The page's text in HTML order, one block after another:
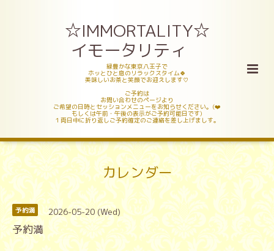
☆IMMORTALITY☆
イモータリティ
緑豊かな東京八王子で
ホッとひと息のリラックスタイム🍀
美味しいお茶と笑顔でお迎えします♡
ご予約は
お問い合わせのページより
ご希望の日時とセッションメニューをお知らせください。(❤️
もしくは午前・午後の表示がご予約可能日です)
１両日中に折り返しご予約確定のご連絡を差し上げましす。
カレンダー
予約満 2026-05-20 (Wed)
予約満